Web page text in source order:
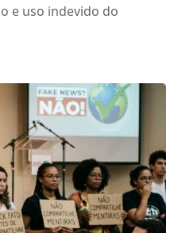
e uso indevido do